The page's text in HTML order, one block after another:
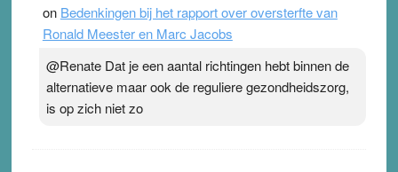
on Bedenkingen bij het rapport over oversterfte van
Ronald Meester en Marc Jacobs
@Renate Dat je een aantal richtingen hebt binnen de
alternatieve maar ook de reguliere gezondheidszorg,
is op zich niet zo